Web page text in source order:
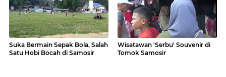
Suka Bermain Sepak Bola, Salah
Satu Hobi Bocah di Samosir
Wisatawan 'Serbu' Souvenir di
Tomok Samosir